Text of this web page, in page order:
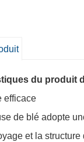
du produit
efficace
de blé adopte
et la